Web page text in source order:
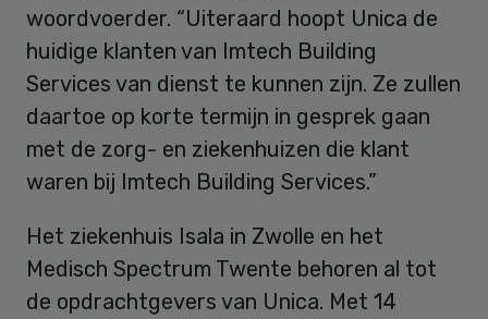
woordvoerder. “Uiteraard hoopt Unica de
huidige klanten van Imtech Building
Services van dienst te kunnen zijn. Ze zullen
daartoe op korte termijn in gesprek gaan
met de zorg- en ziekenhuizen die klant
waren bij Imtech Building Services.”
Het ziekenhuis Isala in Zwolle en het
Medisch Spectrum Twente behoren al tot
de opdrachtgevers van Unica. Met 14